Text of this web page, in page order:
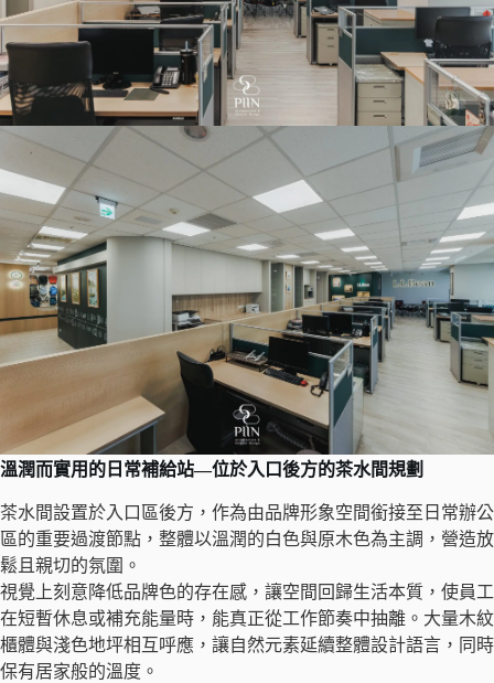
溫潤而實用的日常補給站—位於入口後方的茶水間規劃
茶水間設置於入口區後方，作為由品牌形象空間銜接至日常辦公
區的重要過渡節點，整體以溫潤的白色與原木色為主調，營造放
鬆且親切的氛圍。
視覺上刻意降低品牌色的存在感，讓空間回歸生活本質，使員工
在短暫休息或補充能量時，能真正從工作節奏中抽離。大量木紋
櫃體與淺色地坪相互呼應，讓自然元素延續整體設計語言，同時
保有居家般的溫度。